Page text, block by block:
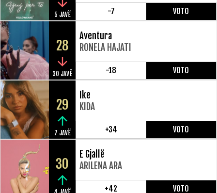
5 JAVË -7 VOTO
28
30 JAVË
Aventura
RONELA HAJATI
-18 VOTO
29
7 JAVË
Ike
KIDA
+34 VOTO
30
E Gjallë
ARILENA ARA
+42 VOTO